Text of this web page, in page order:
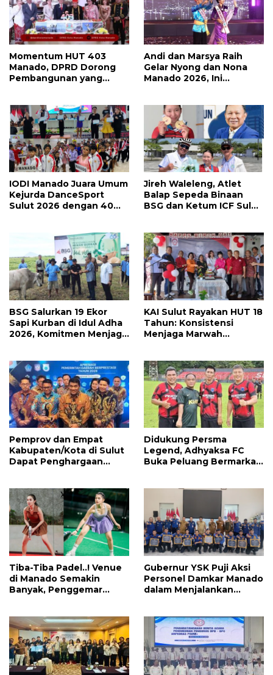
Momentum HUT 403
Manado, DPRD Dorong
Pembangunan yang
Andi dan Marsya Raih
Gelar Nyong dan Nona
Manado 2026, Ini
IODI Manado Juara Umum
Kejurda DanceSport
Sulut 2026 dengan 40
Jireh Waleleng, Atlet
Balap Sepeda Binaan
BSG dan Ketum ICF Sulut
BSG Salurkan 19 Ekor
Sapi Kurban di Idul Adha
2026, Komitmen Menjaga
KAI Sulut Rayakan HUT 18
Tahun: Konsistensi
Menjaga Marwah
Maju
Pemprov dan Empat
Kabupaten/Kota di Sulut
Dapat Penghargaan
Didukung Persma
Legend, Adhyaksa FC
Buka Peluang Bermarkas
Tiba-Tiba Padel..! Venue
di Manado Semakin
Banyak, Penggemar
Gubernur YSK Puji Aksi
Personel Damkar Manado
dalam Menjalankan